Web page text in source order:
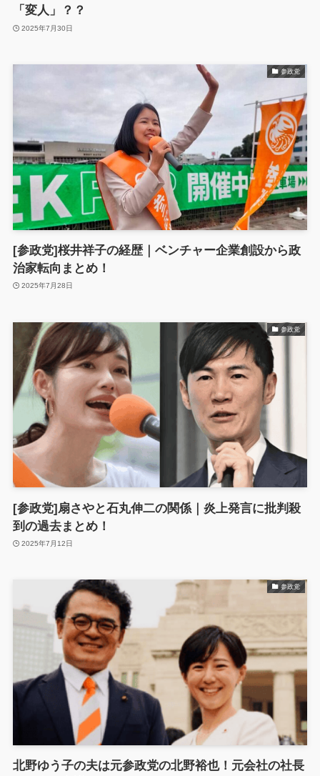
「変人」？？
2025年7月30日
参政党
[参政党]桜井祥子の経歴｜ベンチャー企業創設から政
治家転向まとめ！
2025年7月28日
参政党
[参政党]扇さやと石丸伸二の関係｜炎上発言に批判殺
到の過去まとめ！
2025年7月12日
参政党
北野ゆう子の夫は元参政党の北野裕也！元会社の社長